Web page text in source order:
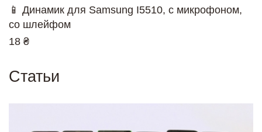
📱 Динамик для Samsung I5510, с микрофоном,
со шлейфом
18 ₴
Статьи